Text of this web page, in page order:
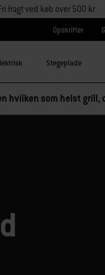
fragt ved køb over 500 kr
Opskrifter
Stegeplade
hvilken som helst grill,